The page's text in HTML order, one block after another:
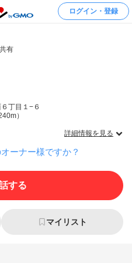
ログイン・登録
共有
丁目１−６
）
詳細情報を見る
ーナー様ですか？
する
マイリスト